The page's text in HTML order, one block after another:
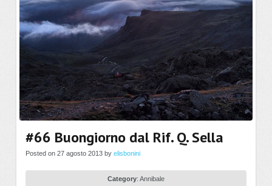
#66 Buongiorno dal Rif. Q. Sella
Posted on 27 agosto 2013 by elisbonini
Category: Annibale